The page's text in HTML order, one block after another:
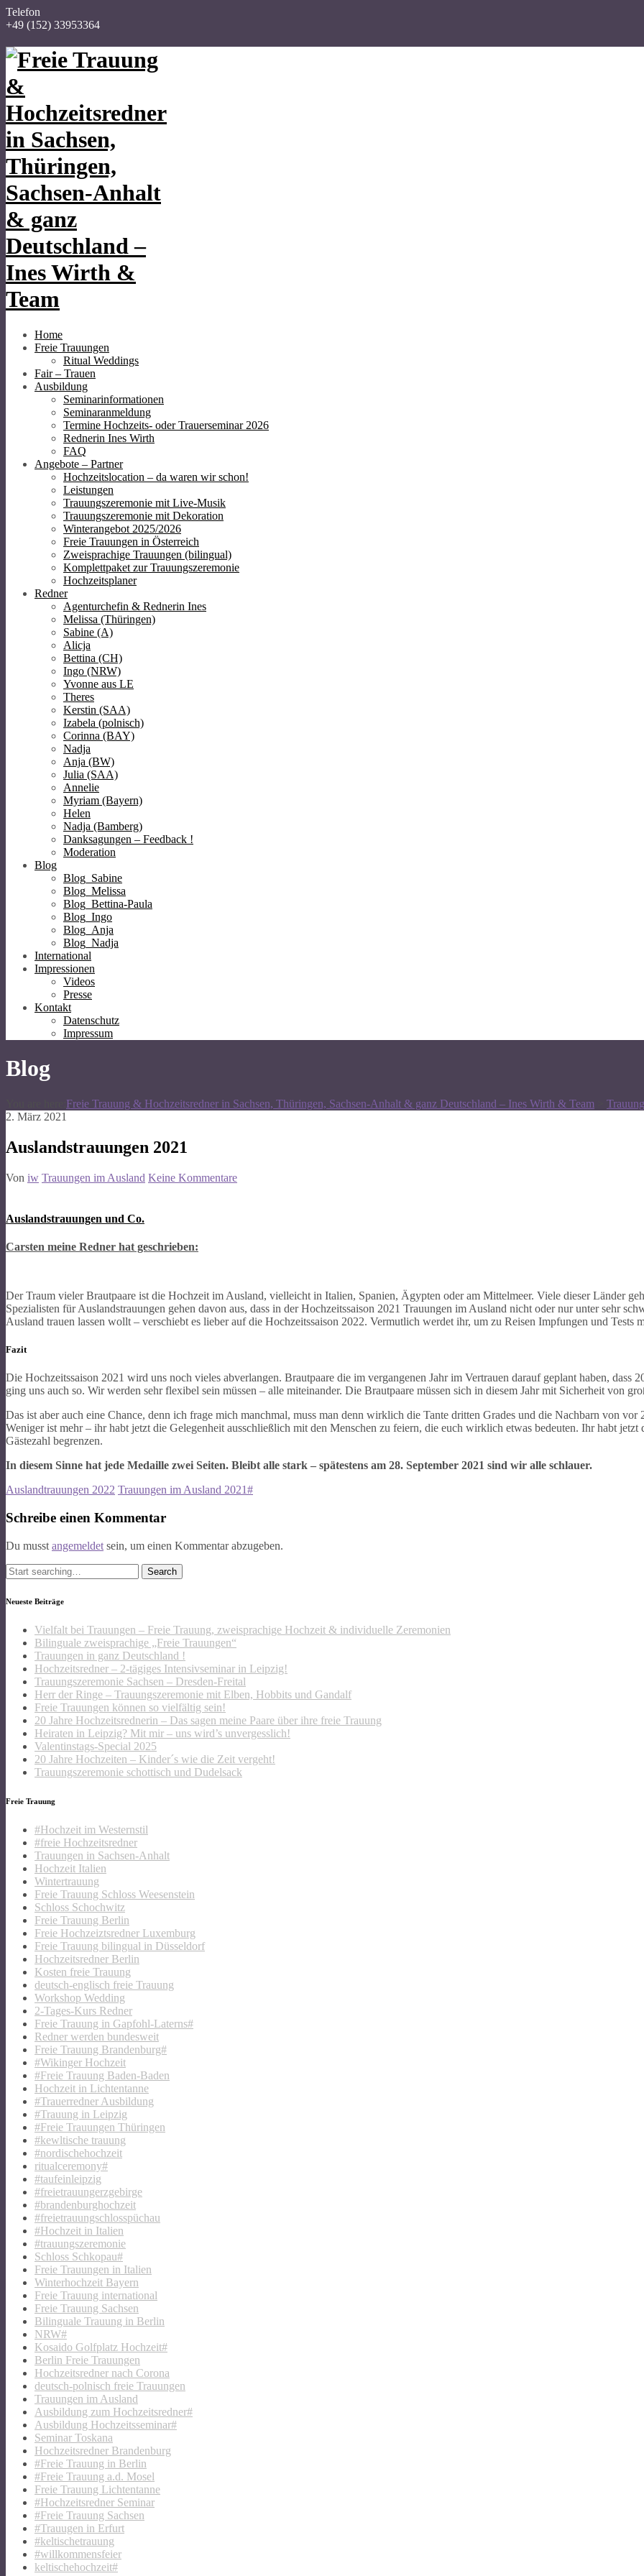
Telefon
+49 (152) 33953364
Home
Freie Trauungen
Ritual Weddings
Fair – Trauen
Ausbildung
Seminarinformationen
Seminaranmeldung
Termine Hochzeits- oder Trauerseminar 2026
Rednerin Ines Wirth
FAQ
Angebote – Partner
Hochzeitslocation – da waren wir schon!
Leistungen
Trauungszeremonie mit Live-Musik
Trauungszeremonie mit Dekoration
Winterangebot 2025/2026
Freie Trauungen in Österreich
Zweisprachige Trauungen (bilingual)
Komplettpaket zur Trauungszeremonie
Hochzeitsplaner
Redner
Agenturchefin & Rednerin Ines
Melissa (Thüringen)
Sabine (A)
Alicja
Bettina (CH)
Ingo (NRW)
Yvonne aus LE
Theres
Kerstin (SAA)
Izabela (polnisch)
Corinna (BAY)
Nadja
Anja (BW)
Julia (SAA)
Annelie
Myriam (Bayern)
Helen
Nadja (Bamberg)
Danksagungen – Feedback !
Moderation
Blog
Blog_Sabine
Blog_Melissa
Blog_Bettina-Paula
Blog_Ingo
Blog_Anja
Blog_Nadja
International
Impressionen
Videos
Presse
Kontakt
Datenschutz
Impressum
Blog
Freie Trauung & Hochzeitsredner in Sachsen, Thüringen, Sachsen-Anhalt & ganz Deutschland – Ines Wirth & Team
2. März 2021
Auslandstrauungen 2021
Von iw Trauungen im Ausland Keine Kommentare
Auslandstrauungen und Co.
Carsten meine Redner hat geschrieben:
Der Traum vieler Brautpaare ist die Hochzeit im Ausland, vielleicht in Italien, Spanien, Ägypten oder am Mittelmeer. Viele dieser Länder
Spezialisten für Auslandstrauungen gehen davon aus, dass in der Hochzeitssaison 2021 Trauungen im Ausland nicht oder nur unter sehr
Ausland trauen lassen wollt – verschiebt es lieber auf die Hochzeitssaison 2022. Vermutlich werdet ihr, um zu Reisen Impfungen und Tests
Fazit
Die Hochzeitssaison 2021 wird uns noch vieles abverlangen. Brautpaare die im vergangenen Jahr im Vertrauen darauf geplant haben, dass
ging uns auch so. Wir werden sehr flexibel sein müssen – alle miteinander. Die Brautpaare müssen sich in diesem Jahr mit Sicherheit von
Das ist aber auch eine Chance, denn ich frage mich manchmal, muss man denn wirklich die Tante dritten Grades und die Nachbarn von vor
Weniger ist mehr – ihr habt jetzt die Gelegenheit ausschließlich mit den Menschen zu feiern, die euch wirklich etwas bedeuten. Ihr habt
Gästezahl begrenzen.
In diesem Sinne hat jede Medaille zwei Seiten. Bleibt alle stark – spätestens am 28. September 2021 sind wir alle schlauer.
Auslandtrauungen 2022 Trauungen im Ausland 2021#
navigation
Schreibe einen Kommentar
Du musst angemeldet sein, um einen Kommentar abzugeben.
Search
for:
Neueste Beiträge
Vielfalt bei Trauungen – Freie Trauung, zweisprachige Hochzeit & individuelle Zeremonien
Bilinguale zweisprachige „Freie Trauungen“
Trauungen in ganz Deutschland !
Hochzeitsredner – 2-tägiges Intensivseminar in Leipzig!
Trauungszeremonie Sachsen – Dresden-Freital
Herr der Ringe – Trauungszeremonie mit Elben, Hobbits und Gandalf
Freie Trauungen können so vielfältig sein!
20 Jahre Hochzeitsrednerin – Das sagen meine Paare über ihre freie Trauung
Heiraten in Leipzig? Mit mir – uns wird’s unvergesslich!
Valentinstags-Special 2025
20 Jahre Hochzeiten – Kinder´s wie die Zeit vergeht!
Trauungszeremonie schottisch und Dudelsack
Freie Trauung
#Hochzeit im Westernstil
#freie Hochzeitsredner
Trauungen in Sachsen-Anhalt
Hochzeit Italien
Wintertrauung
Freie Trauung Schloss Weesenstein
Schloss Schochwitz
Freie Trauung Berlin
Freie Hochzeiztsredner Luxemburg
Freie Trauung bilingual in Düsseldorf
Hochzeitsredner Berlin
Kosten freie Trauung
deutsch-englisch freie Trauung
Workshop Wedding
2-Tages-Kurs Redner
Freie Trauung in Gapfohl-Laterns#
Redner werden bundesweit
Freie Trauung Brandenburg#
#Wikinger Hochzeit
#Freie Trauung Baden-Baden
Hochzeit in Lichtentanne
#Trauerredner Ausbildung
#Trauung in Leipzig
#Freie Trauungen Thüringen
#kewltische trauung
#nordischehochzeit
ritualceremony#
#taufeinleipzig
#freietrauungerzgebirge
#brandenburghochzeit
#freietrauungschlosspüchau
#Hochzeit in Italien
#trauungszeremonie
Schloss Schkopau#
Freie Trauungen in Italien
Winterhochzeit Bayern
Freie Trauung international
Freie Trauung Sachsen
Bilinguale Trauung in Berlin
NRW#
Kosaido Golfplatz Hochzeit#
Berlin Freie Trauungen
Hochzeitsredner nach Corona
deutsch-polnisch freie Trauungen
Trauungen im Ausland
Ausbildung zum Hochzeitsredner#
Ausbildung Hochzeitsseminar#
Seminar Toskana
Hochzeitsredner Brandenburg
#Freie Trauung in Berlin
#Freie Trauung a.d. Mosel
Freie Trauung Lichtentanne
#Hochzeitsredner Seminar
#Freie Trauung Sachsen
#Trauugen in Erfurt
#keltischetrauung
#willkommensfeier
keltischehochzeit#